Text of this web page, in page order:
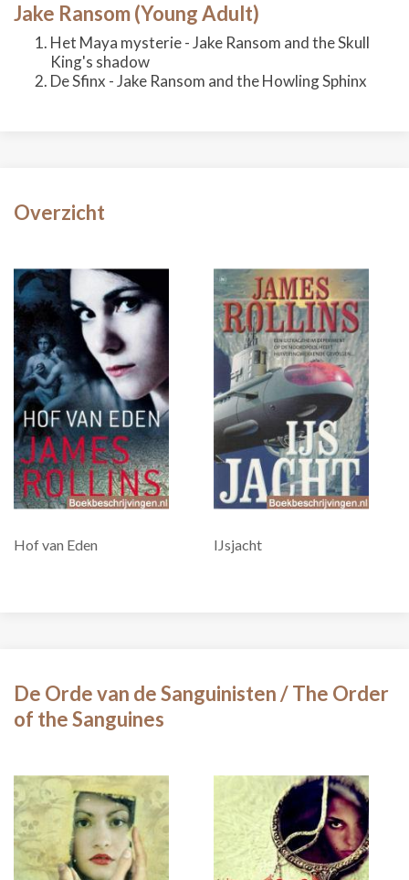
Jake Ransom (Young Adult)
Het Maya mysterie - Jake Ransom and the Skull
King's shadow
De Sfinx - Jake Ransom and the Howling Sphinx
Overzicht
Hof van Eden IJsjacht
De Orde van de Sanguinisten / The Order
of the Sanguines